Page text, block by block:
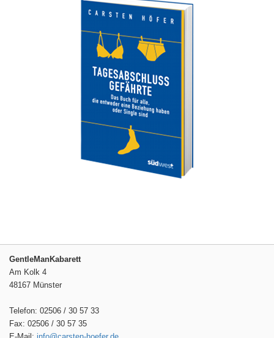
GentleManKabarett
Am Kolk 4
48167 Münster
Telefon: 02506 / 30 57 33
Fax: 02506 / 30 57 35